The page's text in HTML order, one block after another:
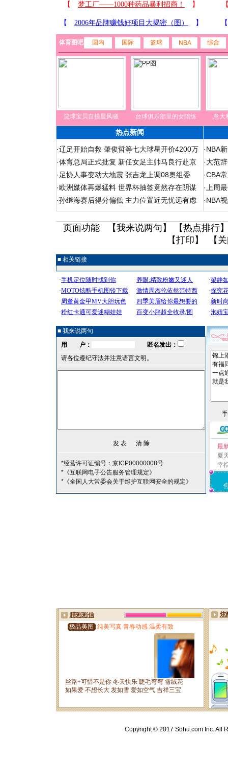
体育图吧 国内 国际 篮球 NBA 综合
篮球宝贝自摸显风骚 台球俱乐部里的女陪练 意大
热点新闻
·辽足开始自救 肇俊哲等七大球星开价4200万
·体育总局正式批复 新任女足主帅马良行赴京
· 足协人事变动大地震 张吉龙上调08奥组委
·欧洲媒体再爆猛料 世界杯抽签竟然存在阴谋
·孙继海赛后得分偏低 主力位置近无忧远有虑
·NBA
·大范
·CBA
· 上周
·NBA
页面功能 【我来说两句 】 【热点排行
【打印 】 【
■ 相关链接
■ 我来说两句
用 户：
匿名发出：
请各位遵纪守法并注意语言文明。
*经营许可证编号：京ICP00000008号
*《互联网电子公告服务管理规定》
*《全国人大常委会关于维护互联网安全的规定》
最
夏
幸
Copyright © 2017 Sohu.com Inc. All